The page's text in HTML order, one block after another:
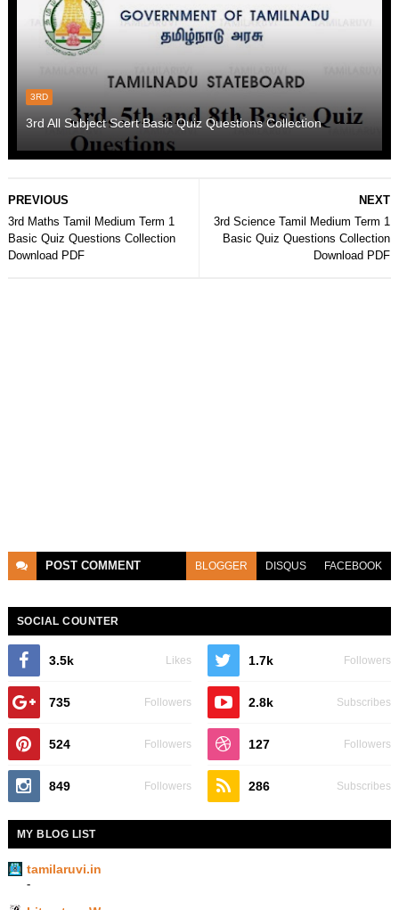
3RD
3rd All Subject Scert Basic Quiz Questions Collection
NEXT
3rd Science Tamil Medium Term 1
Basic Quiz Questions Collection
Download PDF
PREVIOUS
3rd Maths Tamil Medium Term 1
Basic Quiz Questions Collection
Download PDF
POST COMMENT BLOGGER DISQUS FACEBOOK
SOCIAL COUNTER
3.5k Likes 1.7k Followers
735 Followers 2.8k Subscribes
524 Followers 127 Followers
849 Followers 286 Subscribes
MY BLOG LIST
tamilaruvi.in
-